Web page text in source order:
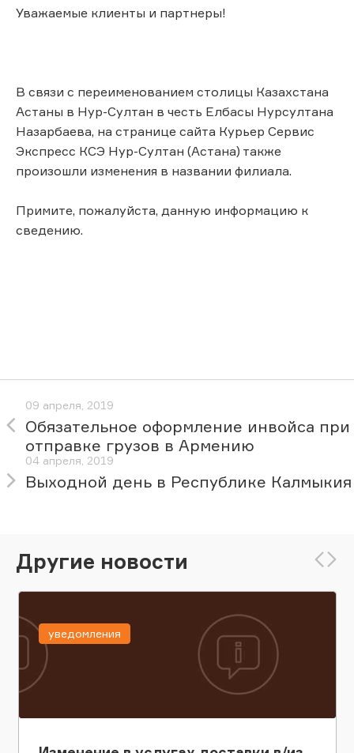
Уважаемые клиенты и партнеры!
В связи с переименованием столицы Казахстана
Астаны в Нур-Султан в честь Елбасы Нурсултана
Назарбаева, на странице сайта Курьер Сервис
Экспресс КСЭ Нур-Султан (Астана) также
произошли изменения в названии филиала.
Примите, пожалуйста, данную информацию к
сведению.
09 апреля, 2019
Обязательное оформление инвойса при
отправке грузов в Армению
04 апреля, 2019
Выходной день в Республике Калмыкия
Другие новости
уведомления